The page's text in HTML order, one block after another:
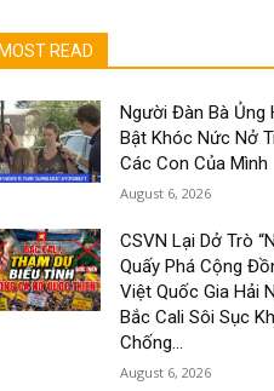
MOST READ
Người Đàn Bà Ủng
Bật Khóc Nức Nở
Các Con Của Mình
August 6, 2026
CSVN Lại Dở Trò
Quấy Phá Cộng
Việt Quốc Gia Hải
Bắc Cali Sôi Sục
Chống...
August 6, 2026